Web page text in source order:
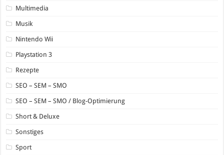
Multimedia
Musik
Nintendo Wii
Playstation 3
Rezepte
SEO – SEM – SMO
SEO – SEM – SMO / Blog-Optimierung
Short & Deluxe
Sonstiges
Sport